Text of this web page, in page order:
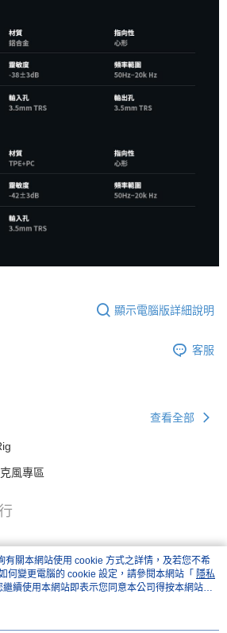
顯示電腦版詳細說明
客服
查看全部
風專區
有關本網站使用 cookie 方式之詳情，及若您不希
何變更電腦的 cookie 設定，請參閱本網站「 隱私
繼續使用本網站即表示您同意本公司得按本網站使
。